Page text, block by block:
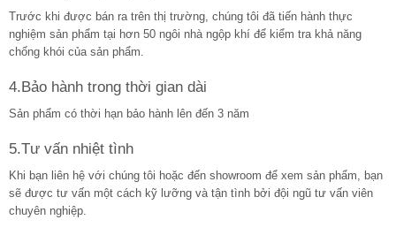
Trước khi được bán ra trên thị trường, chúng tôi đã tiến hành thực
nghiệm sản phẩm tại hơn 50 ngôi nhà ngộp khí để kiểm tra khả năng
chống khói của sản phẩm.
4.Bảo hành trong thời gian dài
Sản phẩm có thời hạn bảo hành lên đến 3 năm
5.Tư vấn nhiệt tình
Khi bạn liên hệ với chúng tôi hoặc đến showroom để xem sản phẩm, bạn
sẽ được tư vấn một cách kỹ lưỡng và tận tình bởi đội ngũ tư vấn viên
chuyên nghiệp.